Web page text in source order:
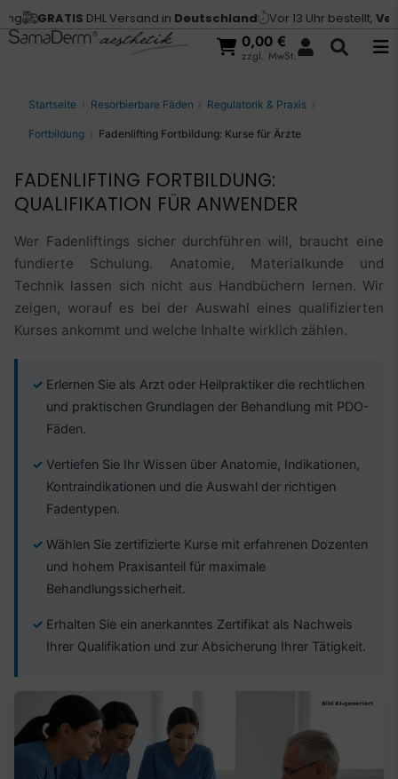
DHL Versand inDeutschland Vor 13 Uhr bestellt,Versand
0,00 €
zzgl. MwSt.
Startseite Resorbierbare Fäden Regulatorik & Praxis
Fortbildung Fadenlifting Fortbildung: Kurse für Ärzte
FADENLIFTING FORTBILDUNG:
QUALIFIKATION FÜR ANWENDER
Wer Fadenliftings sicher durchführen will, braucht eine
fundierte Schulung. Anatomie, Materialkunde und
Technik lassen sich nicht aus Handbüchern lernen. Wir
zeigen, worauf es bei der Auswahl eines qualifizierten
Kurses ankommt und welche Inhalte wirklich zählen.
Erlernen Sie als Arzt oder Heilpraktiker die rechtlichen
und praktischen Grundlagen der Behandlung mit PDO-
Fäden.
Vertiefen Sie Ihr Wissen über Anatomie, Indikationen,
Kontraindikationen und die Auswahl der richtigen
Fadentypen.
Wählen Sie zertifizierte Kurse mit erfahrenen Dozenten
und hohem Praxisanteil für maximale
Behandlungssicherheit.
Erhalten Sie ein anerkanntes Zertifikat als Nachweis
Ihrer Qualifikation und zur Absicherung Ihrer Tätigkeit.